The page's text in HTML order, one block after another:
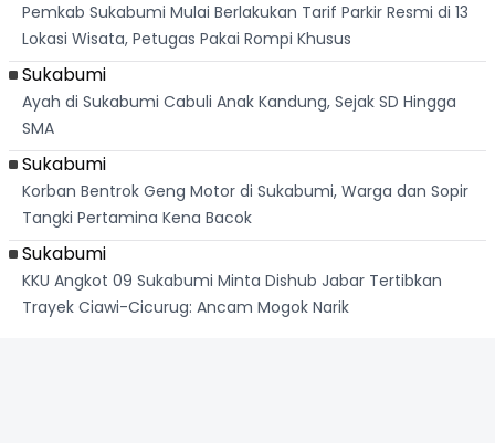
Pemkab Sukabumi Mulai Berlakukan Tarif Parkir Resmi di 13
Lokasi Wisata, Petugas Pakai Rompi Khusus
Sukabumi
Ayah di Sukabumi Cabuli Anak Kandung, Sejak SD Hingga
SMA
Sukabumi
Korban Bentrok Geng Motor di Sukabumi, Warga dan Sopir
Tangki Pertamina Kena Bacok
Sukabumi
KKU Angkot 09 Sukabumi Minta Dishub Jabar Tertibkan
Trayek Ciawi-Cicurug: Ancam Mogok Narik